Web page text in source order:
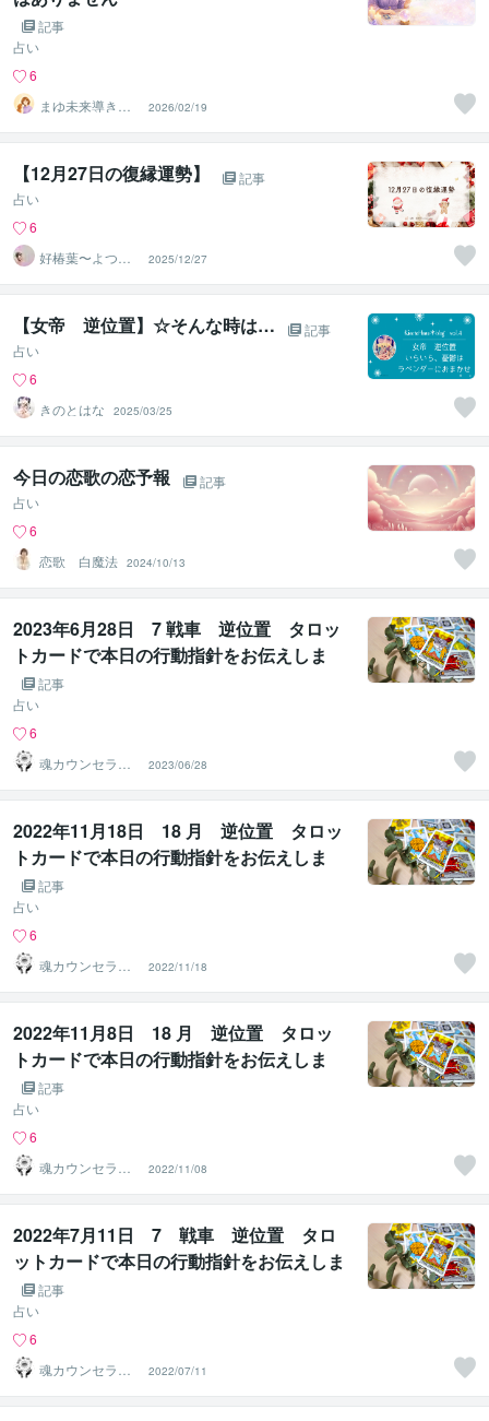
記事
占い
6
まゆ未来導きタ
ロット｜繊細な
心に寄り添う
2026/02/19
【12月27日の復縁運勢】
記事
占い
6
好椿葉〜よつ
ば〜
2025/12/27
【女帝 逆位置】☆そんな時は…
記事
占い
6
きのとはな
2025/03/25
今日の恋歌の恋予報
記事
占い
6
恋歌 白魔法 2024/10/13
2023年6月28日 7 戦車 逆位置 タロッ
トカードで本日の行動指針をお伝えしま
す。記事
占い
6
魂カウンセラー
✨ あきほ（aki
ho）
2023/06/28
2022年11月18日 18 月 逆位置 タロッ
トカードで本日の行動指針をお伝えしま
す。記事
占い
6
魂カウンセラー
✨ あきほ（aki
ho）
2022/11/18
2022年11月8日 18 月 逆位置 タロッ
トカードで本日の行動指針をお伝えしま
す。記事
占い
6
魂カウンセラー
✨ あきほ（aki
ho）
2022/11/08
2022年7月11日 7 戦車 逆位置 タロ
ットカードで本日の行動指針をお伝えしま
す。記事
占い
6
魂カウンセラー
✨ あきほ（aki
ho）
2022/07/11